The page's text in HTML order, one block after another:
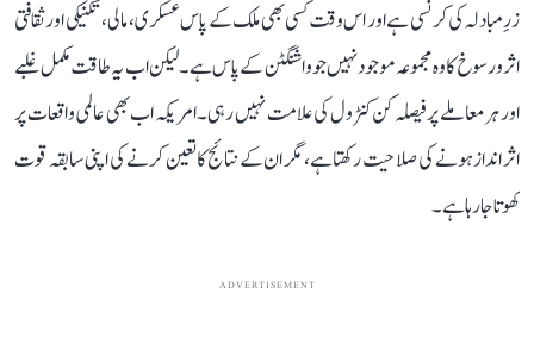
زرِ مبادلہ کی کرنسی ہے اور اس وقت کسی بھی ملک کے پاس عسکری، مالی، تکنیکی اور ثقافتی
اثر و رسوخ کا وہ مجموعہ موجود نہیں جو واشنگٹن کے پاس ہے۔ لیکن اب یہ طاقت مکمل غلبے
اور ہر معاملے پر فیصلہ کن کنٹرول کی علامت نہیں رہی۔ امریکہ اب بھی عالمی واقعات پر
اثر انداز ہونے کی صلاحیت رکھتا ہے، مگر ان کے نتائج کا تعین کرنے کی اپنی سابقہ قوت
کھوتا جا رہا ہے۔
ADVERTISEMENT